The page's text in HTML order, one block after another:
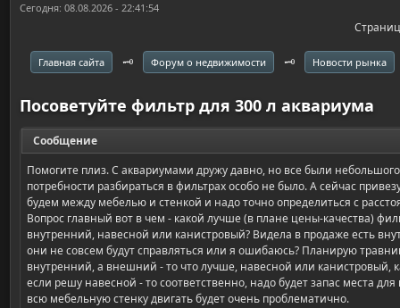
Сегодня: 08.08.2026 - 22:41:54
Главная сайта 🗝️ Форум о недвижимости 🗝️ Новости рынка
Посоветуйте фильтр для 300 л аквариума
Сообщение
Помогите плиз. С аквариумами дружу давно, но все были
потребности разбираться в фильтрах особо не было. А сейчас
будем между мебелью и стенкой и надо точно определиться с
Вопрос главный вот в чем - какой лучше (в плане цены-качества)
внутренний, навесной или канистровый? Видела в продаже есть
они не совсем будут справляться или я ошибаюсь? Планирую
внутренний, а внешний - то что лучше, навесной или канистровый,
если решу навесной - то соответственно, надо будет запас места для
всю мебельную стенку двигать будет очень проблематично.